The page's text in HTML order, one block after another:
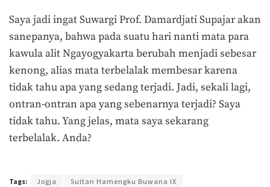
Saya jadi ingat Suwargi Prof. Damardjati Supajar akan
sanepanya, bahwa pada suatu hari nanti mata para
kawula alit Ngayogyakarta berubah menjadi sebesar
kenong, alias mata terbelalak membesar karena
tidak tahu apa yang sedang terjadi. Jadi, sekali lagi,
ontran-ontran apa yang sebenarnya terjadi? Saya
tidak tahu. Yang jelas, mata saya sekarang
terbelalak. Anda?
Tags: Jogja
Sultan Hamengku Buwana IX